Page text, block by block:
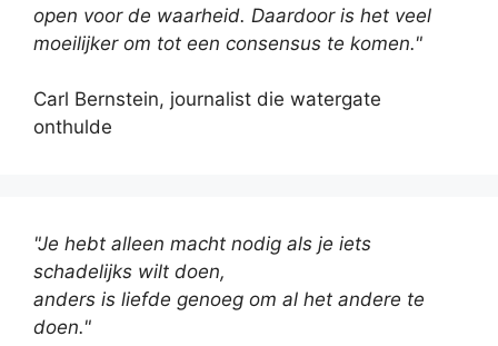
open voor de waarheid. Daardoor is het veel
moeilijker om tot een consensus te komen."
Carl Bernstein, journalist die watergate
onthulde
"Je hebt alleen macht nodig als je iets
schadelijks wilt doen,
anders is liefde genoeg om al het andere te
doen."